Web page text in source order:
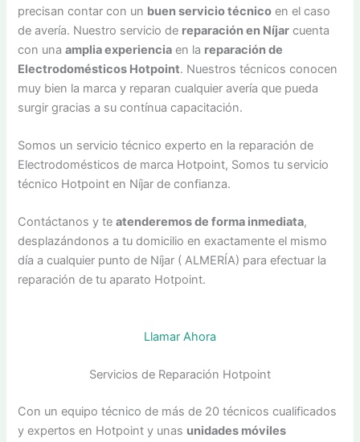
precisan contar con un buen servicio técnico en el caso
de avería. Nuestro servicio de reparación en Níjar cuenta
con unaamplia experiencia en la reparación de
Electrodomésticos Hotpoint. Nuestros técnicos conocen
muy bien la marca y reparan cualquier avería que pueda
surgir gracias a su contínua capacitación.
Somos un servicio técnico experto en la reparación de
Electrodomésticos de marca Hotpoint, Somos tu servicio
técnico Hotpoint en Níjar de confianza.
Contáctanos y teatenderemos de forma inmediata,
desplazándonos a tu domicilio en exactamente el mismo
día a cualquier punto de Níjar ( ALMERÍA) para efectuar la
reparación de tu aparato Hotpoint.
Llamar Ahora
Servicios de Reparación Hotpoint
Con un equipo técnico de más de 20 técnicos cualificados
y expertos en Hotpoint y unas unidades móviles